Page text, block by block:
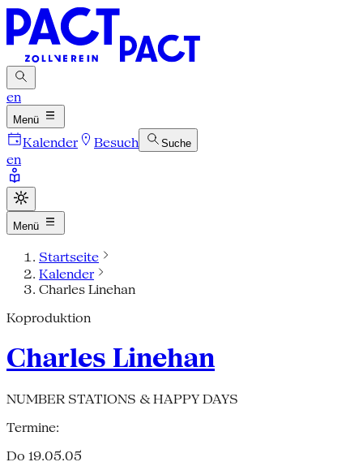
en
Menü
Kalender Besuch Suche
en
Menü
Startseite
Kalender
Charles Linehan
Koproduktion
Charles Linehan
NUMBER STATIONS & HAPPY DAYS
Termine:
Do 19.05.05